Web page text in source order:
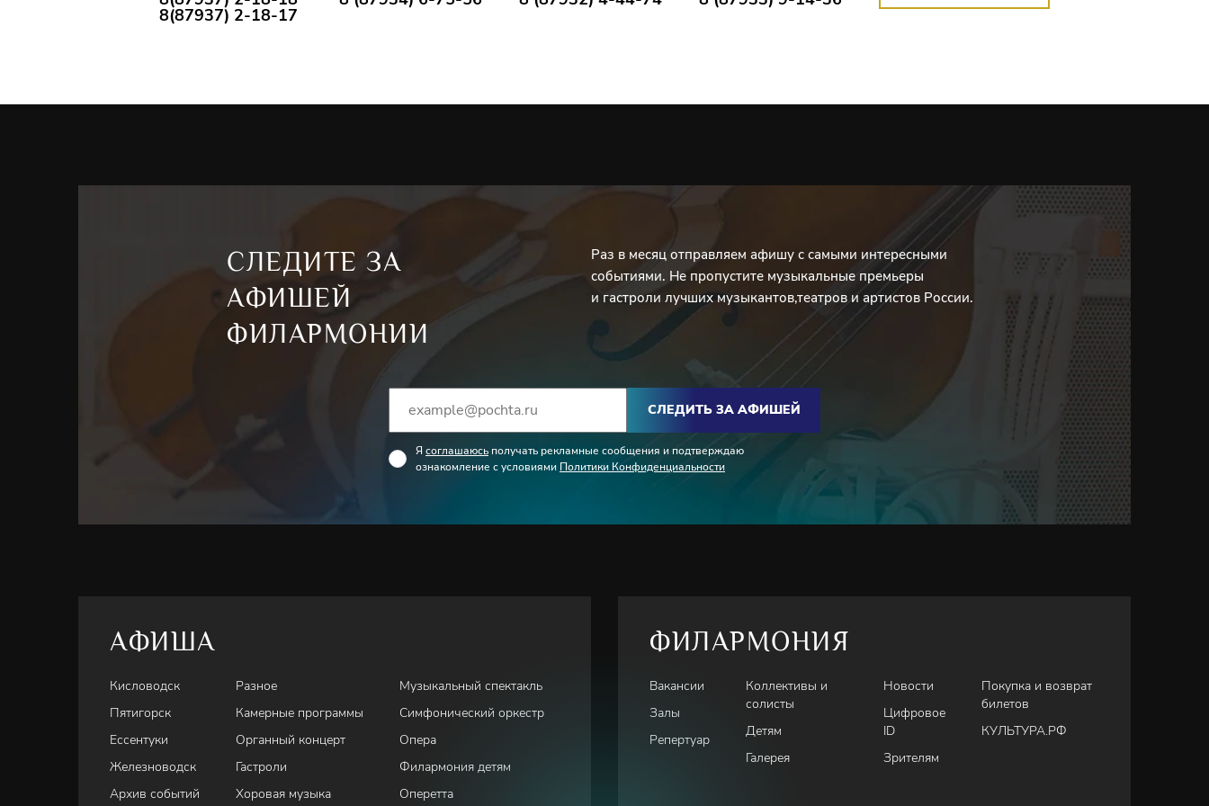
Участник программ Санкт-Петербургского Дома музыки с 2018 года.
премии «За артистизм» международного конкурса пианистов «Русский сезон в
Екатеринбурге» (2018). Лауреат I премии и восьми специальных премий
Участник программ Санкт-Петербургского Дома музыки с 2023 года.
- Цикл выступлений молодых звёзд России - солистов Санкт-
Петербургского Дома музыки и Московской государственной филармонии на
Государственной академической капеллы Санкт-Петербурга
Солисты – Лауреат Международных конкурсовМихаил Усов(скрипка)
8(87937) 2-18-17
СЛЕДИТЕ ЗА
АФИШЕЙ
ФИЛАРМОНИИ
Раз в месяц отправляем афишу с самыми интересными
событиями. Не пропустите музыкальные премьеры
и гастроли лучших музыкантов,театров и артистов России.
СЛЕДИТЬ ЗА АФИШЕЙ
Я соглашаюсь получать рекламные сообщения и подтверждаю
ознакомление с условиями Политики Конфиденциальности
АФИША
Кисловодск
Пятигорск
Ессентуки
Железноводск
Архив событий
Разное
Камерные программы
Органный концерт
Гастроли
Хоровая музыка
Музыкальный спектакль
Симфонический оркестр
Опера
Филармония детям
Оперетта
ФИЛАРМОНИЯ
Вакансии
Залы
Репертуар
Коллективы и
солисты
Детям
Галерея
Новости
Цифровое
ID
Зрителям
Покупка и возврат
билетов
КУЛЬТУРА.РФ